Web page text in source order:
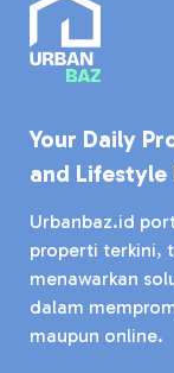
Your Daily
and Lifestyle
Urbanbaz.id
properti terkini,
menawarkan
dalam
maupun online.